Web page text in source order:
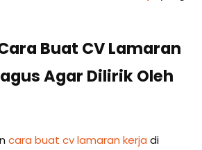
Buat CV Lamaran
Agar Dilirik Oleh
cara buat cv lamaran kerja di